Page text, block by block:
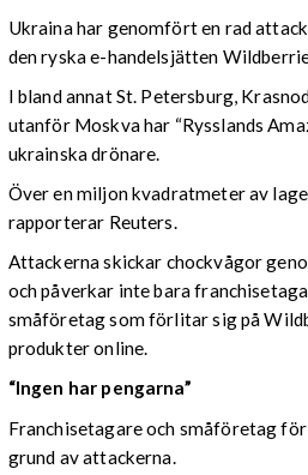
Ukraina har genomfört en rad
den ryska e-handelsjätten
I bland annat St. Petersburg,
utanför Moskva har “Rysslands
ukrainska drönare.
Över en miljon kvadratmeter av
rapporterar Reuters.
Attackerna skickar chockvågor
och påverkar inte bara
småföretag som förlitar sig på
produkter online.
“Ingen har pengarna”
Franchisetagare och småföretag
grund av attackerna.